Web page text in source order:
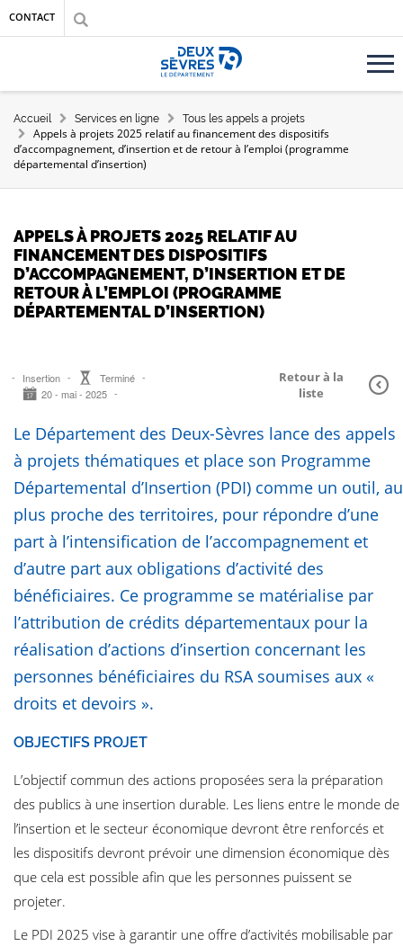
Aller au contenu principal
Aller au menu
Aller à la recherche
CONTACT
Accueil département des Deux-Sèvres
FIL D'ARIANE
Accueil Services en ligne Tous les appels a projets
Appels à projets 2025 relatif au financement des dispositifs
d’accompagnement, d’insertion et de retour à l’emploi (programme
départemental d’insertion)
APPELS À PROJETS 2025 RELATIF AU
FINANCEMENT DES DISPOSITIFS
D’ACCOMPAGNEMENT, D’INSERTION ET DE
RETOUR À L’EMPLOI (PROGRAMME
DÉPARTEMENTAL D’INSERTION)
Insertion
Terminé
20 - mai - 2025
Retour à la
liste
Le Département des Deux-Sèvres lance des appels
à projets thématiques et place son Programme
Départemental d’Insertion (PDI) comme un outil, au
plus proche des territoires, pour répondre d’une
part à l’intensification de l’accompagnement et
d’autre part aux obligations d’activité des
bénéficiaires. Ce programme se matérialise par
l’attribution de crédits départementaux pour la
réalisation d’actions d’insertion concernant les
personnes bénéficiaires du RSA soumises aux «
droits et devoirs ».
OBJECTIFS PROJET
L’objectif commun des actions proposées sera la préparation
des publics à une insertion durable. Les liens entre le monde de
l’insertion et le secteur économique devront être renforcés et
les dispositifs devront prévoir une dimension économique dès
que cela est possible afin que les personnes puissent se
projeter.
Le PDI 2025 vise à garantir une offre d’activités mobilisable par